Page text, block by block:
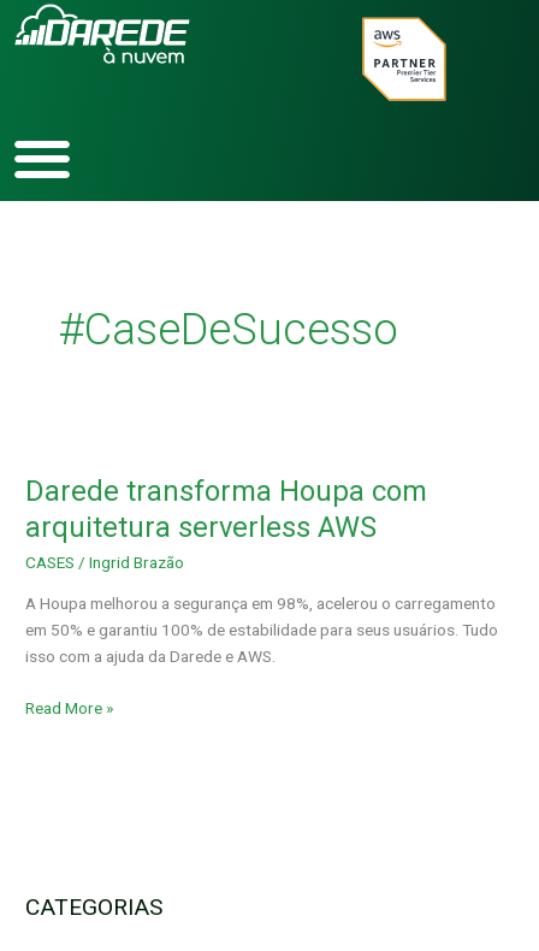
para
#CaseDeSucesso
Darede transforma Houpa com
arquitetura serverless AWS
CASES /Ingrid Brazão
A Houpa melhorou a segurança em 98%, acelerou o carregamento
em 50% e garantiu 100% de estabilidade para seus usuários. Tudo
isso com a ajuda da Darede e AWS.
Houpa
arquitetura
serverless
Read More »
CATEGORIAS